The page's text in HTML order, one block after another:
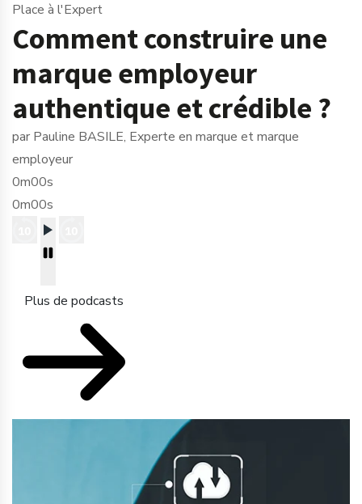
Place à l'Expert
Comment construire une
marque employeur
authentique et crédible ?
par Pauline BASILE, Experte en marque et marque
employeur
0m00s
0m00s
Plus de podcasts